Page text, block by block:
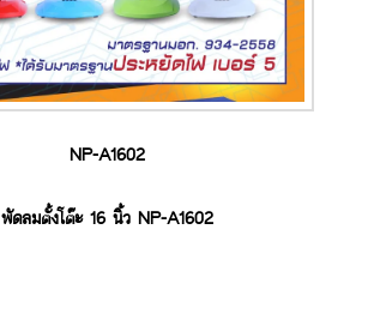
NP-A1602
พัดลมตั้งโต๊ะ 16 นิ้ว NP-A1602